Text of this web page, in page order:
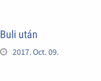
Buli után
2017. Oct. 09.